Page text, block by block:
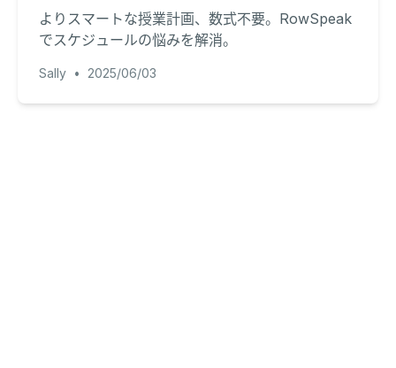
よりスマートな授業計画、数式不要。RowSpeak
でスケジュールの悩みを解消。
Sally • 2025/06/03